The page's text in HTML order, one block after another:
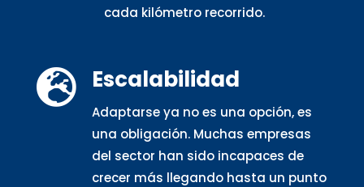
cada kilómetro recorrido.
 Escalabilidad
Adaptarse ya no es una opción, es
una obligación. Muchas empresas
del sector han sido incapaces de
crecer más llegando hasta un punto